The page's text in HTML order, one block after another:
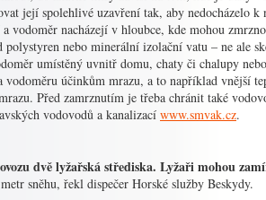
její spolehlivé uzavření tak, aby nedocházelo k
nacházejí v hloubce, kde mohou
nebo minerální izolační vatu – ne ale
umístěný uvnitř domu, chaty či chalupy
účinkům mrazu, a to například vnější
Před zamrznutím je třeba chránit také
vodovodů a kanalizací www.smvak.cz.
dvě lyžařská střediska. Lyžaři mohou
sněhu, řekl dispečer Horské služby Beskydy.